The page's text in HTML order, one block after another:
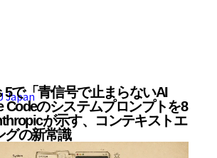
5で「青信号で止まらないAI
Codeのシステムプロンプトを8
が示す、コンテキストエ
グの新常識
Japan